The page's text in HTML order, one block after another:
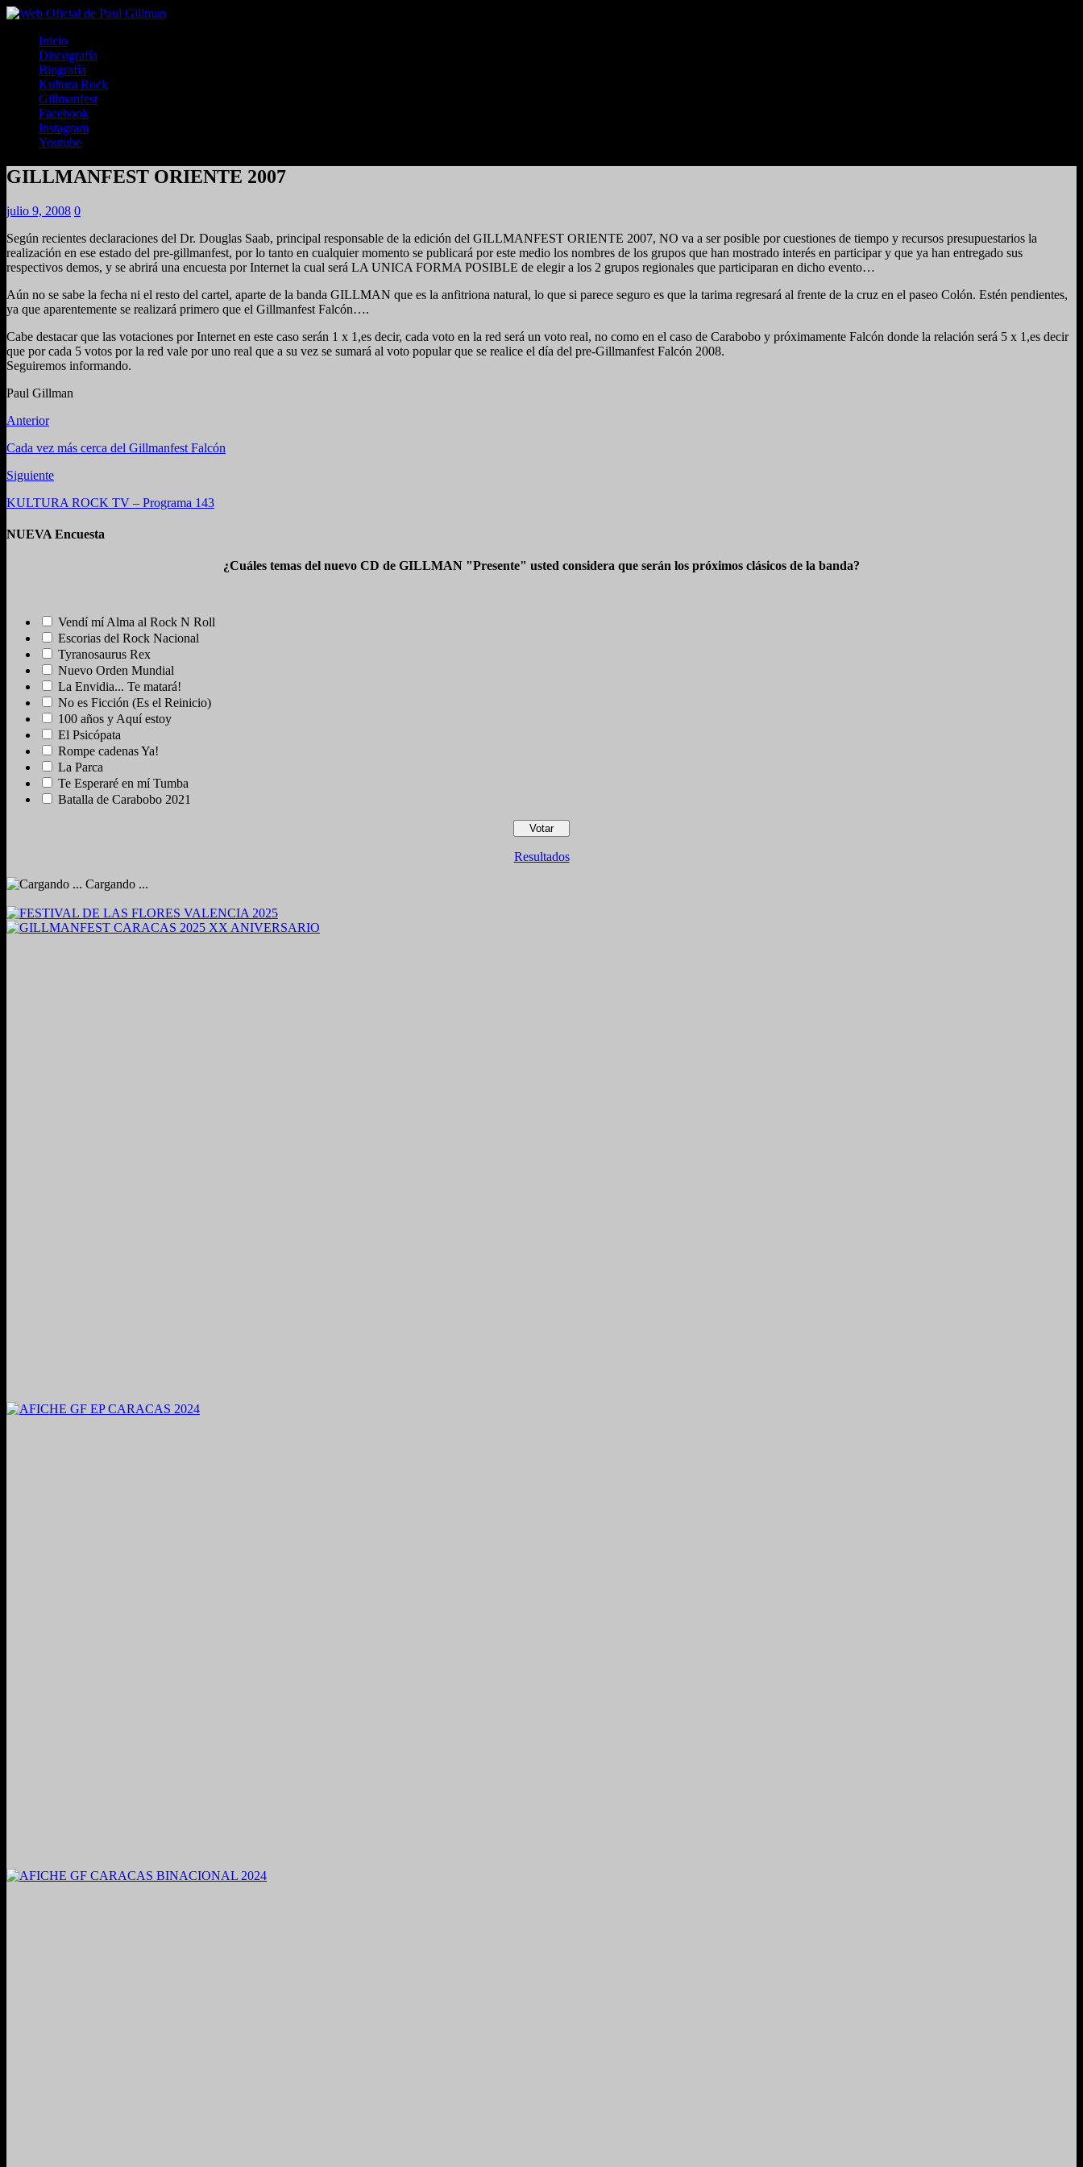
Inicio
Discografía
Biografía
Kultura Rock
Gillmanfest
Facebook
Instagram
Youtube
GILLMANFEST ORIENTE 2007
julio 9, 2008 0
Según recientes declaraciones del Dr. Douglas Saab, principal responsable de la edición del GILLMANFEST ORIENTE 2007, NO va a ser posible por cuestiones de tiempo y recursos presupuestarios la
realización en ese estado del pre-gillmanfest, por lo tanto en cualquier momento se publicará por este medio los nombres de los grupos que han mostrado interés en participar y que ya han entregado sus
respectivos demos, y se abrirá una encuesta por Internet la cual será LA UNICA FORMA POSIBLE de elegir a los 2 grupos regionales que participaran en dicho evento…
Aún no se sabe la fecha ni el resto del cartel, aparte de la banda GILLMAN que es la anfitriona natural, lo que si parece seguro es que la tarima regresará al frente de la cruz en el paseo Colón. Estén pendientes,
ya que aparentemente se realizará primero que el Gillmanfest Falcón….
Cabe destacar que las votaciones por Internet en este caso serán 1 x 1,es decir, cada voto en la red será un voto real, no como en el caso de Carabobo y próximamente Falcón donde la relación será 5 x 1,es decir
que por cada 5 votos por la red vale por uno real que a su vez se sumará al voto popular que se realice el día del pre-Gillmanfest Falcón 2008.
Seguiremos informando.
Paul Gillman
Anterior
Cada vez más cerca del Gillmanfest Falcón
Siguiente
KULTURA ROCK TV – Programa 143
NUEVA Encuesta
¿Cuáles temas del nuevo CD de GILLMAN "Presente" usted considera que serán los próximos clásicos de la banda?
Vendí mí Alma al Rock N Roll
Escorias del Rock Nacional
Tyranosaurus Rex
Nuevo Orden Mundial
La Envidia... Te matará!
No es Ficción (Es el Reinicio)
100 años y Aquí estoy
El Psicópata
Rompe cadenas Ya!
La Parca
Te Esperaré en mí Tumba
Batalla de Carabobo 2021
Resultados
Cargando ...